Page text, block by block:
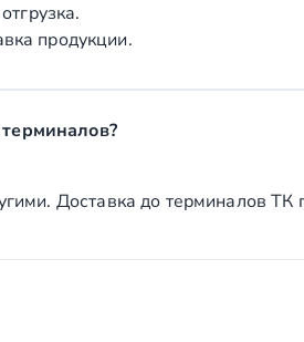
продукции.
Доставка до терминалов ТК